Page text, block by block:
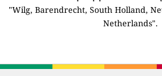
"Wilg, Barendrecht, South Holland,
Netherlands".